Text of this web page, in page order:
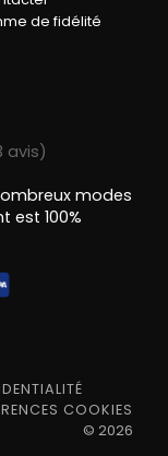
de fidélité
avis)
modes
est 100%
COOKIES
© 2026